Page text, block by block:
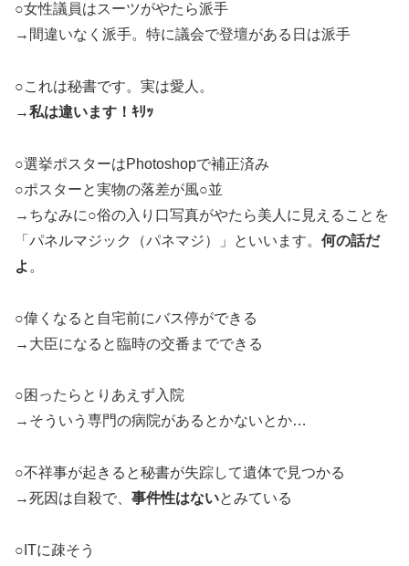
○女性議員はスーツがやたら派手
→間違いなく派手。特に議会で登壇がある日は派手
○これは秘書です。実は愛人。
→私は違います！ｷﾘｯ
○選挙ポスターはPhotoshopで補正済み
○ポスターと実物の落差が風○並
→ちなみに○俗の入り口写真がやたら美人に見えることを
「パネルマジック（パネマジ）」といいます。 何の話だ
よ 。
○偉くなると自宅前にバス停ができる
→大臣になると臨時の交番までできる
○困ったらとりあえず入院
→そういう専門の病院があるとかないとか…
○不祥事が起きると秘書が失踪して遺体で見つかる
→死因は自殺で、 事件性はないとみている
○ITに疎そう